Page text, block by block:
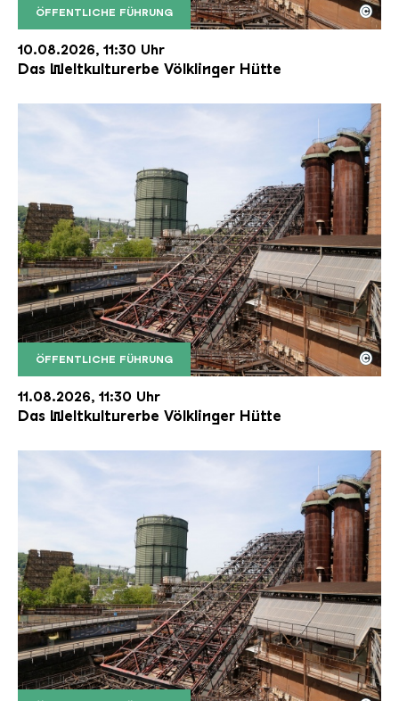
ÖFFENTLICHE FÜHRUNG
Der Erzschrägaufzug der Völklinger Hütte mit
Copyright: Weltkulturerbe Völklinger Hütte | Karl
©
10.08.2026, 11:30 Uhr
Das Weltkulturerbe Völklinger Hütte
ÖFFENTLICHE FÜHRUNG
Der Erzschrägaufzug der Völklinger Hütte mit
Copyright: Weltkulturerbe Völklinger Hütte | Karl
©
11.08.2026, 11:30 Uhr
Das Weltkulturerbe Völklinger Hütte